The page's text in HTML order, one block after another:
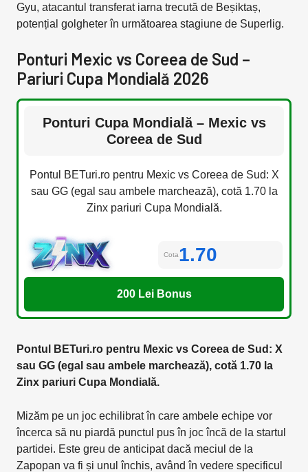
Gyu, atacantul transferat iarna trecută de Beșiktaș,
potențial golgheter în următoarea stagiune de Superlig.
Ponturi Mexic vs Coreea de Sud –
Pariuri Cupa Mondială 2026
Ponturi Cupa Mondială – Mexic vs
Coreea de Sud
Pontul BETuri.ro pentru Mexic vs Coreea de Sud: X
sau GG (egal sau ambele marchează), cotă 1.70 la
Zinx pariuri Cupa Mondială.
Cota1.70
200 Lei Bonus
Pontul BETuri.ro pentru Mexic vs Coreea de Sud: X
sau GG (egal sau ambele marchează), cotă 1.70 la
Zinx pariuri Cupa Mondială.
Mizăm pe un joc echilibrat în care ambele echipe vor
încerca să nu piardă punctul pus în joc încă de la startul
partidei. Este greu de anticipat dacă meciul de la
Zapopan va fi și unul închis, având în vedere specificul